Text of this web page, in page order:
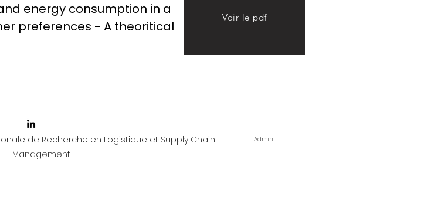
energy consumption in a
preferences - A theoritical
Voir le pdf
de Recherche en Logistique et Supply Chain
Management
Admin